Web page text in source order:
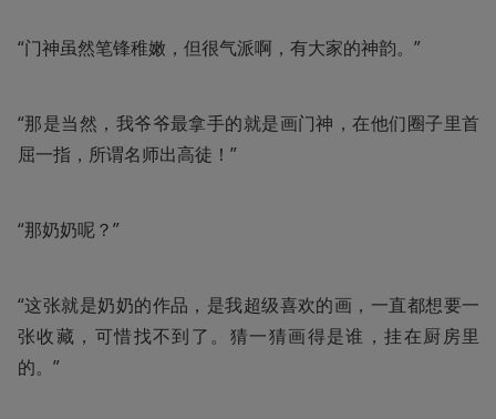
“门神虽然笔锋稚嫩，但很气派啊，有大家的神韵。”
“那是当然，我爷爷最拿手的就是画门神，在他们圈子里首
屈一指，所谓名师出高徒！”
“那奶奶呢？”
“这张就是奶奶的作品，是我超级喜欢的画，一直都想要一
张收藏，可惜找不到了。猜一猜画得是谁，挂在厨房里
的。”